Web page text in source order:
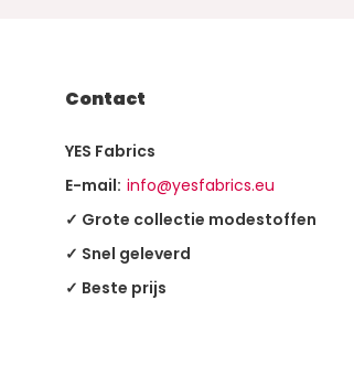
Contact
YES Fabrics
E-mail: info@yesfabrics.eu
✓ Grote collectie modestoffen
✓ Snel geleverd
✓ Beste prijs